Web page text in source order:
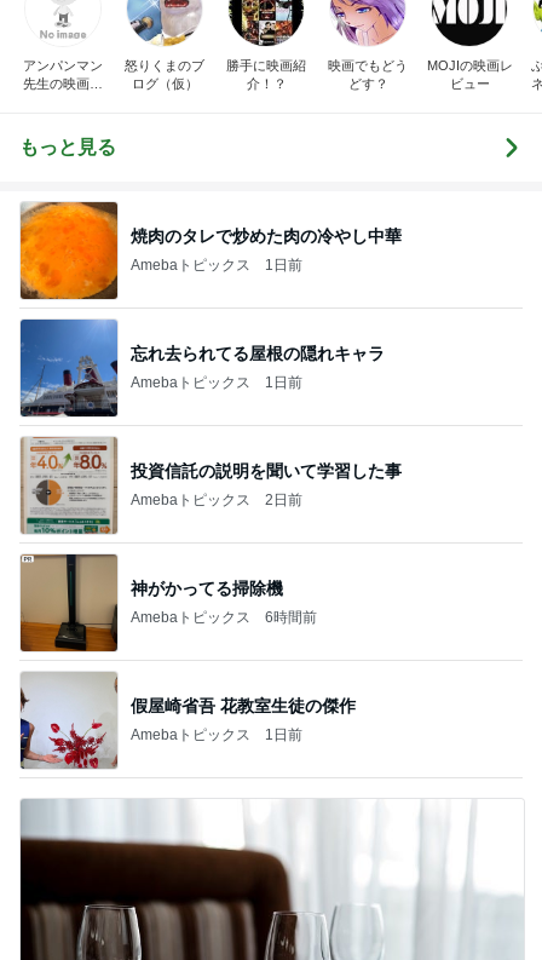
アンパンマン
先生の映画講
怒りくまのブ
ログ（仮）
勝手に映画紹
介！？
映画でもどう
どす？
MOJIの映画レ
ビュー
もっと見る
焼肉のタレで炒めた肉の冷やし中華
Amebaトピックス 1日前
忘れ去られてる屋根の隠れキャラ
Amebaトピックス 1日前
投資信託の説明を聞いて学習した事
Amebaトピックス 2日前
神がかってる掃除機
Amebaトピックス 6時間前
假屋崎省吾 花教室生徒の傑作
Amebaトピックス 1日前